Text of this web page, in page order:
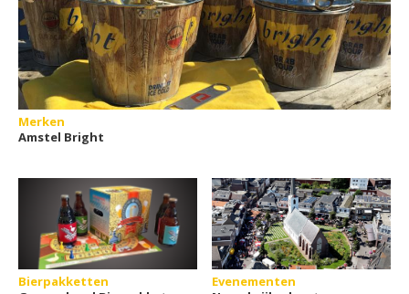
Merken
Amstel Bright
Bierpakketten
Evenementen